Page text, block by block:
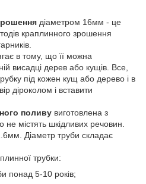
діаметром 16мм - це
краплинного зрошення
в тому, що її можна
висадці дерев або кущів. Все,
під кожен кущ або дерево і в
діроколом і вставити
поливу виготовлена ​​з
не містять шкідливих речовин.
Діаметр труби складає
трубки:
понад 5-10 років;